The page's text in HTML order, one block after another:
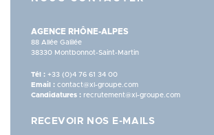
AGENCE RHÔNE-ALPES
88 Allée Galilée
38330 Montbonnot-Saint-Martin
Tél : +33 (0)4 76 61 34 00
Email : contact@xl-groupe.com
Candidatures : recrutement@xl-groupe.com
RECEVOIR NOS E-MAILS